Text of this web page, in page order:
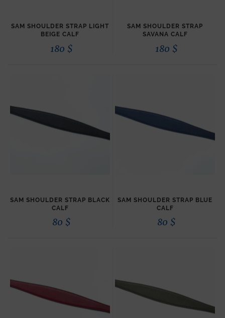
SAM SHOULDER STRAP LIGHT
BEIGE CALF
180 $
SAM SHOULDER STRAP
SAVANA CALF
180 $
SAM SHOULDER STRAP BLACK
CALF
80 $
SAM SHOULDER STRAP BLUE
CALF
80 $